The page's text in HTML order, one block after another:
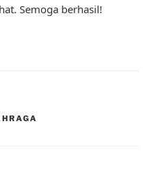
Semoga berhasil!